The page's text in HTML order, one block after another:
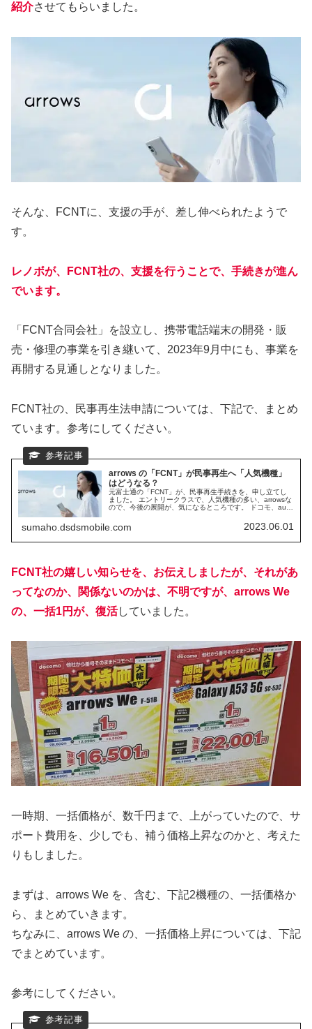
紹介させてもらいました。
そんな、FCNTに、支援の手が、差し伸べられたようで
す。
レノボが、FCNT社の、支援を行うことで、手続きが進ん
でいます。
「FCNT合同会社」を設立し、携帯電話端末の開発・販
売・修理の事業を引き継いて、2023年9月中にも、事業を
再開する見通しとなりました。
FCNT社の、民事再生法申請については、下記で、まとめ
ています。参考にしてください。
arrows の「FCNT」が民事再生へ「人気機種」
はどうなる？
元富士通の「FCNT」が、民事再生手続きを、申し立てし
ました。 エントリークラスで、人気機種の多い、arrowsな
ので、今後の展開が、気になるところです。 ドコモ、au、
sumaho.dsdsmobile.com 2023.06.01
FCNT社の嬉しい知らせを、お伝えしましたが、それがあ
ってなのか、関係ないのかは、不明ですが、arrows We
の、一括1円が、復活していました。
一時期、一括価格が、数千円まで、上がっていたので、サ
ポート費用を、少しでも、補う価格上昇なのかと、考えた
りもしました。
まずは、arrows We を、含む、下記2機種の、一括価格か
ら、まとめていきます。
ちなみに、arrows We の、一括価格上昇については、下記
でまとめています。
参考にしてください。